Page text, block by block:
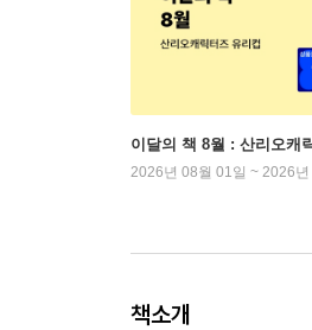
이달의 책 8월 : 산리오캐
2026년 08월 01일 ~ 2026년
책소개